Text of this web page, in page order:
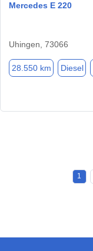
Mercedes E 220
Uhingen, 73066
28.550 km Diesel
1